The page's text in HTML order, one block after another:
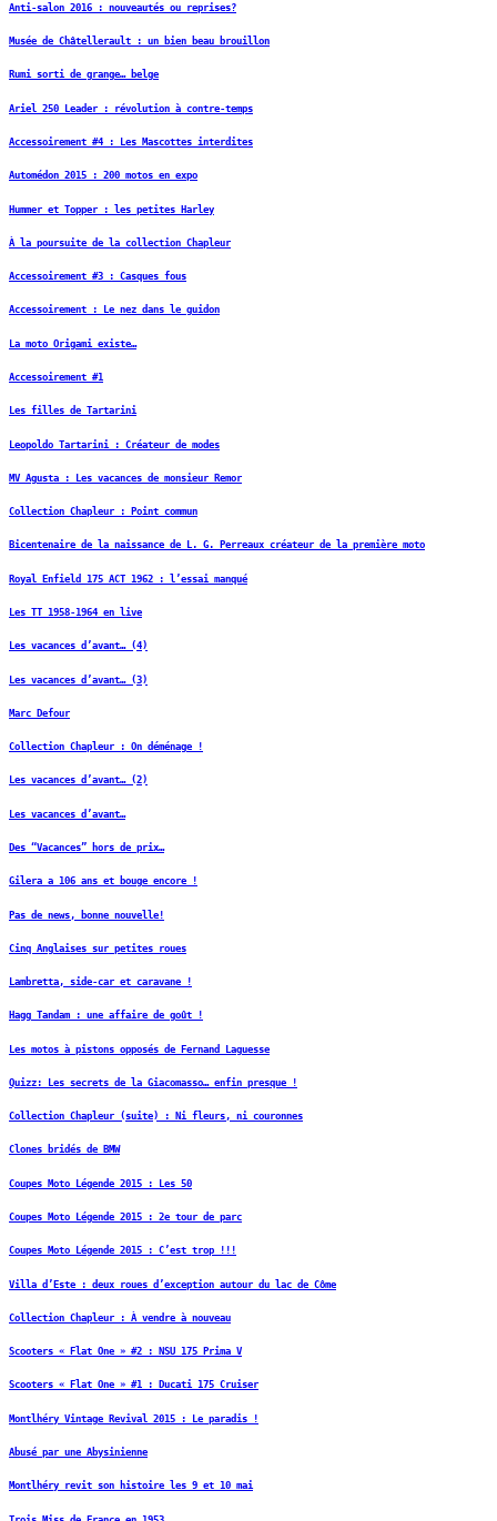
Anti-salon 2016 : nouveautés ou reprises?
Musée de Châtellerault : un bien beau brouillon
Rumi sorti de grange… belge
Ariel 250 Leader : révolution à contre-temps
Accessoirement #4 : Les Mascottes interdites
Automédon 2015 : 200 motos en expo
Hummer et Topper : les petites Harley
À la poursuite de la collection Chapleur
Accessoirement #3 : Casques fous
Accessoirement : Le nez dans le guidon
La moto Origami existe…
Accessoirement #1
Les filles de Tartarini
Leopoldo Tartarini : Créateur de modes
MV Agusta : Les vacances de monsieur Remor
Collection Chapleur : Point commun
Bicentenaire de la naissance de L. G. Perreaux créateur de la première moto
Royal Enfield 175 ACT 1962 : l’essai manqué
Les TT 1958-1964 en live
Les vacances d’avant… (4)
Les vacances d’avant… (3)
Marc Defour
Collection Chapleur : On déménage !
Les vacances d’avant… (2)
Les vacances d’avant…
Des “Vacances” hors de prix…
Gilera a 106 ans et bouge encore !
Pas de news, bonne nouvelle!
Cinq Anglaises sur petites roues
Lambretta, side-car et caravane !
Hagg Tandam : une affaire de goût !
Les motos à pistons opposés de Fernand Laguesse
Quizz: Les secrets de la Giacomasso… enfin presque !
Collection Chapleur (suite) : Ni fleurs, ni couronnes
Clones bridés de BMW
Coupes Moto Légende 2015 : Les 50
Coupes Moto Légende 2015 : 2e tour de parc
Coupes Moto Légende 2015 : C’est trop !!!
Villa d’Este : deux roues d’exception autour du lac de Côme
Collection Chapleur : À vendre à nouveau
Scooters « Flat One » #2 : NSU 175 Prima V
Scooters « Flat One » #1 : Ducati 175 Cruiser
Montlhéry Vintage Revival 2015 : Le paradis !
Abusé par une Abysinienne
Montlhéry revit son histoire les 9 et 10 mai